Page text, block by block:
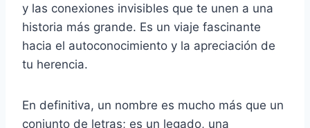
y las conexiones invisibles que te unen a una
historia más grande. Es un viaje fascinante
hacia el autoconocimiento y la apreciación de
tu herencia.
En definitiva, un nombre es mucho más que un
conjunto de letras; es un legado, una